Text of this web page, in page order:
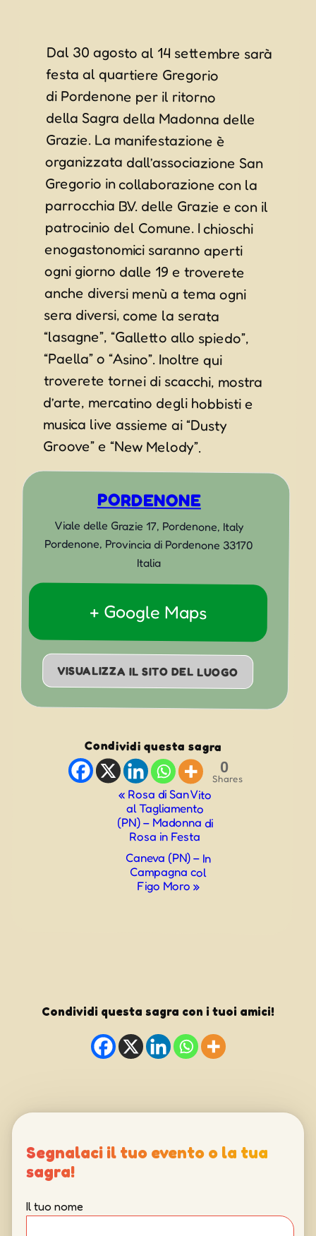
Dal 30 agosto al 14 settembre sarà
festa al quartiere Gregorio
di Pordenone per il ritorno
della Sagra della Madonna delle
Grazie. La manifestazione è
organizzata dall’associazione San
Gregorio in collaborazione con la
parrocchia B.V. delle Grazie e con il
patrocinio del Comune. I chioschi
enogastonomici saranno aperti
ogni giorno dalle 19 e troverete
anche diversi menù a tema ogni
sera diversi, come la serata
“lasagne”, “Galletto allo spiedo”,
“Paella” o “Asino”. Inoltre qui
troverete tornei di scacchi, mostra
d’arte, mercatino degli hobbisti e
musica live assieme ai “Dusty
Groove” e “New Melody”.
PORDENONE
Viale delle Grazie 17, Pordenone, Italy
Pordenone, Provincia di Pordenone 33170
Italia
+ Google Maps
VISUALIZZA IL SITO DEL LUOGO
Condividi questa sagra
0
Shares
Navigazione
« Rosa di San Vito
al Tagliamento
(PN) – Madonna di
Rosa in Festa
Caneva (PN) – In
Campagna col
Figo Moro »
Condividi questa sagra con i tuoi amici!
Segnalaci il tuo evento o la tua
sagra!
Il tuo nome